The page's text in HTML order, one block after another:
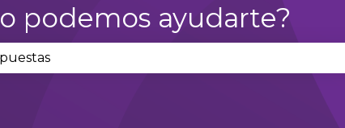
podemos ayudarte?